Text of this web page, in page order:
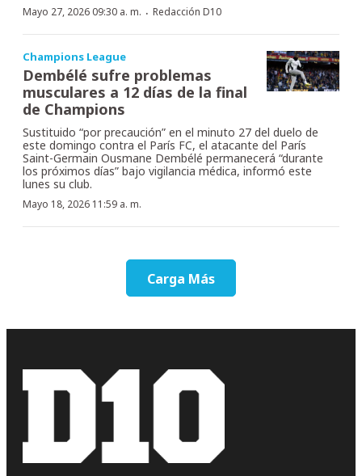
Mayo 27, 2026 09:30 a. m. · Redacción D10
Champions League
Dembélé sufre problemas
musculares a 12 días de la final
de Champions
Sustituido “por precaución” en el minuto 27 del duelo de
este domingo contra el París FC, el atacante del París
Saint-Germain Ousmane Dembélé permanecerá “durante
los próximos días” bajo vigilancia médica, informó este
lunes su club.
Mayo 18, 2026 11:59 a. m.
Carga Más